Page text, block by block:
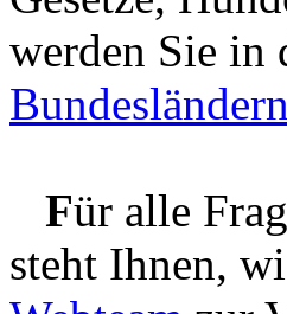
werden Sie in
Bundesländern
Für alle
steht Ihnen,